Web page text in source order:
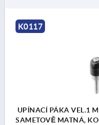
K0117
UPÍNACÍ PÁKA VEL.1
SAMETOVĚ MATNÁ,